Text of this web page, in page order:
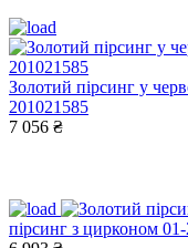
Золотий пірсинг у
201021585
7 056 ₴
пірсинг з цирконом